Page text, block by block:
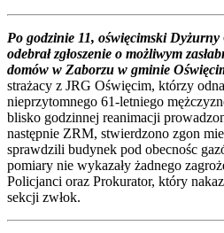
Po godzinie 11, oświęcimski
odebrał zgłoszenie o możliwym
domów w Zaborzu w gminie
strażacy z JRG Oświęcim, którzy
nieprzytomnego 61-letniego
blisko godzinnej reanimacji
następnie ZRM, stwierdzono zgon
sprawdzili budynek pod obecnośc
pomiary nie wykazały żadnego
Policjanci oraz Prokurator, który
sekcji zwłok.